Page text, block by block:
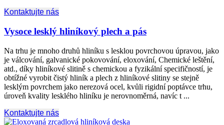
Kontaktujte nás
Vysoce lesklý hliníkový plech a pás
Na trhu je mnoho druhů hliníku s lesklou povrchovou úpravou, jako
je válcování, galvanické pokovování, eloxování, Chemické leštění,
atd., díky hliníkové slitině s chemickou a fyzikální specifičností, je
obtížné vyrobit čistý hliník a plech z hliníkové slitiny se stejně
lesklým povrchem jako nerezová ocel, kvůli rigidní poptávce trhu,
úroveň kvality lesklého hliníku je nerovnoměrná, navíc t ...
Kontaktujte nás